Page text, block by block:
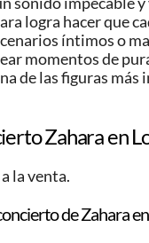
logra hacer que
íntimos o
momentos de
de las figuras más
Zahara en
la venta.
de Zahara